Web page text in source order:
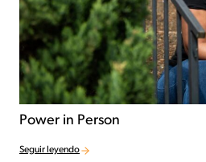
Power in Person
Seguir leyendo